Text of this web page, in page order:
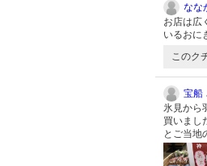
なな
お店は広
いるおに
このク
宝船
氷見から
買いまし
とご当地